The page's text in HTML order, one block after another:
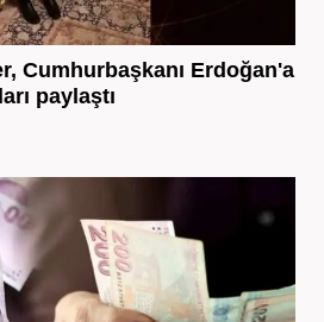
Cumhurbaşkanı Erdoğan'a
paylaştı